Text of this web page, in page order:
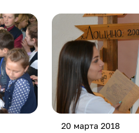
20 марта 2018